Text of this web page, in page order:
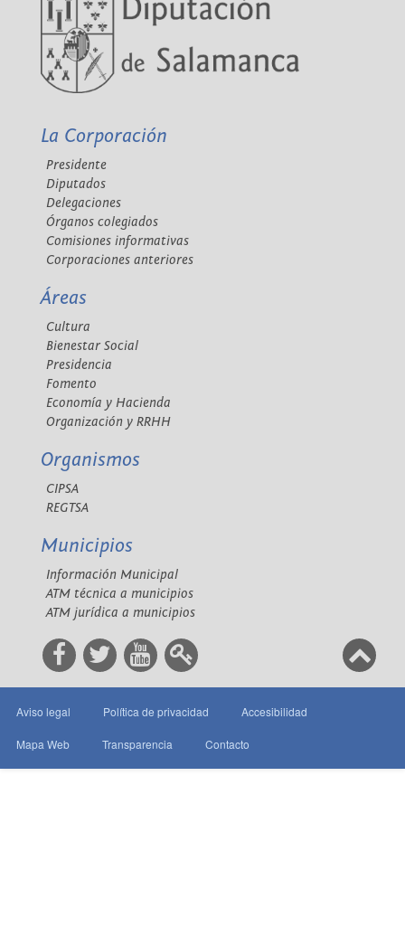
La Corporación
Presidente
Diputados
Delegaciones
Órganos colegiados
Comisiones informativas
Corporaciones anteriores
Áreas
Cultura
Bienestar Social
Presidencia
Fomento
Economía y Hacienda
Organización y RRHH
Organismos
CIPSA
REGTSA
Municipios
Información Municipal
ATM técnica a municipios
ATM jurídica a municipios
Aviso legal Política de privacidad Accesibilidad
Mapa Web Transparencia Contacto